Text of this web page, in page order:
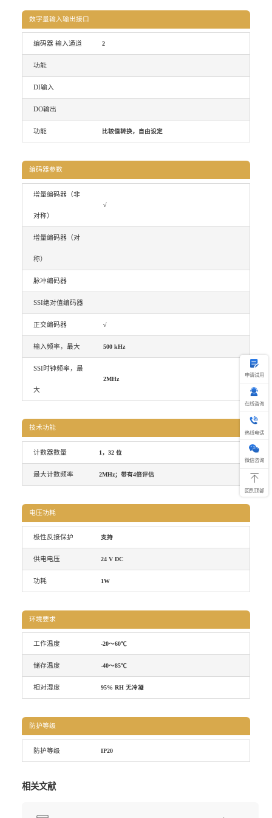
数字量输入输出接口
编码器 输入通道 2
功能
DI输入
DO输出
功能 比较值转换，自由设定
编码器参数
增量编码器（非
对称）
√
增量编码器（对
称）
脉冲编码器
SSI绝对值编码器
正交编码器 √
输入频率，最大 500 kHz
SSI时钟频率，最
大
2MHz
技术功能
计数器数量 1，32 位
最大计数频率 2MHz；带有4倍评估
电压功耗
极性反接保护 支持
供电电压 24 V DC
功耗 1W
环境要求
工作温度 -20～60℃
储存温度 -40～85℃
相对湿度 95% RH 无冷凝
防护等级
防护等级 IP20
相关文献
申请试用
在线咨询
热线电话
热
线
话
400-
微信咨询
回到顶部